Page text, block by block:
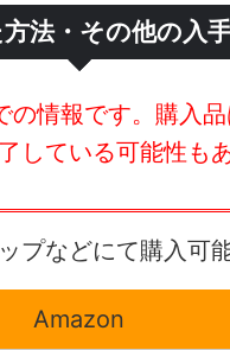
法・その他の入
の情報です。購入
している可能性も
プなどにて購入可能
Amazon